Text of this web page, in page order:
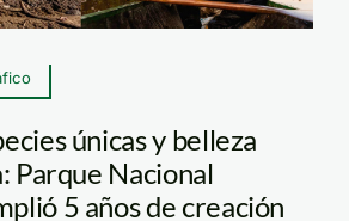
únicas y belleza
Parque Nacional
5 años de creación